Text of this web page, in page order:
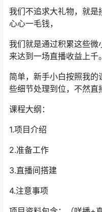
我们不追求大礼物，就
心心一毛钱，
我们就是通过积累这些微
来达到一场直播收益上千。
简单，新手小白按照我
些细节处理到位，不然直
课程大纲：
1.项目介绍
2.准备工作
3.直播间搭建
4.注意事项